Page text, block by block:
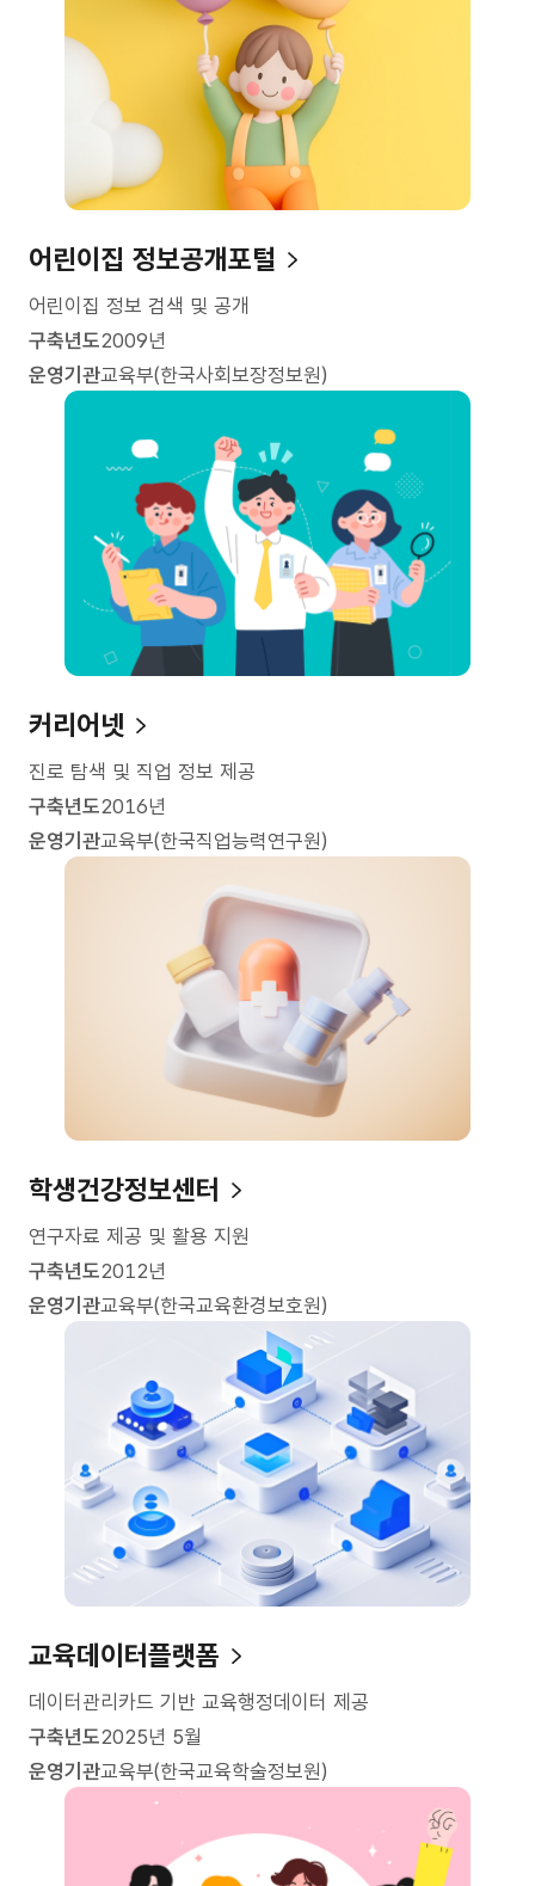
어린이집 정보공개포털
어린이집 정보 검색 및 공개
구축년도2009년
운영기관교육부(한국사회보장정보원)
커리어넷
진로 탐색 및 직업 정보 제공
구축년도2016년
운영기관교육부(한국직업능력연구원)
학생건강정보센터
연구자료 제공 및 활용 지원
구축년도2012년
운영기관교육부(한국교육환경보호원)
교육데이터플랫폼
데이터관리카드 기반 교육행정데이터 제공
구축년도2025년 5월
운영기관교육부(한국교육학술정보원)